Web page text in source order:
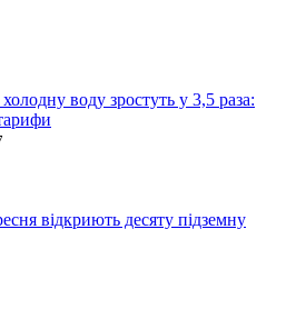
воду зростуть у 3,5 раза:
відкриють десяту підземну